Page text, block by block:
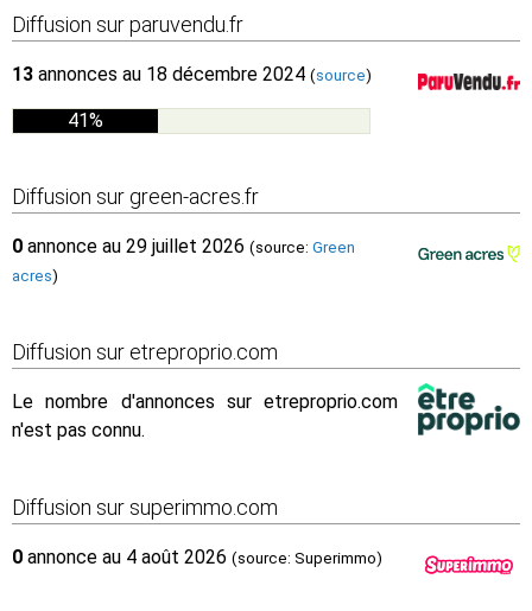
Diffusion sur paruvendu.fr
13 annonces au 18 décembre 2024 (source)
41%
Diffusion sur green-acres.fr
0 annonce au 29 juillet 2026 (source: Green
acres)
Diffusion sur etreproprio.com
Le nombre d'annonces sur etreproprio.com
n'est pas connu.
Diffusion sur superimmo.com
0 annonce au 4 août 2026 (source: Superimmo)